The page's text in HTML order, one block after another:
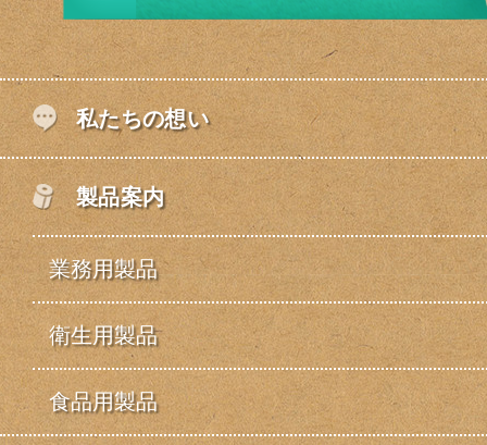
私たちの想い
製品案内
業務用製品
衛生用製品
食品用製品